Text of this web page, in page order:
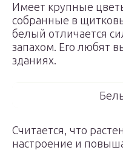
Имеет крупные
собранные в
белый отличается
запахом. Его любят
зданиях.
Считается, что
настроение и